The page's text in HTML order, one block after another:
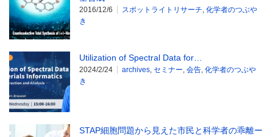
2016/12/6 スポットライトリサーチ, 化学者のつぶや
き
Utilization of Spectral Data for…
2024/2/24 archives, セミナー, 会告, 化学者のつぶや
き
STAP細胞問題から見えた市民と科学者の乖離ー